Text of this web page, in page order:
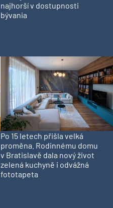
najhorší v dostupnosti
bývania
Po 15 letech přišla velká
proměna. Rodinnému domu
v Bratislavě dala nový život
zelená kuchyně i odvážná
fototapeta